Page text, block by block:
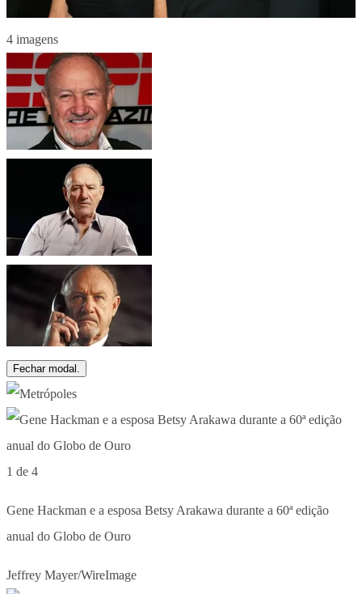
4 imagens
Fechar modal.
1 de 4
Gene Hackman e a esposa Betsy Arakawa durante a 60ª edição
anual do Globo de Ouro
Jeffrey Mayer/WireImage